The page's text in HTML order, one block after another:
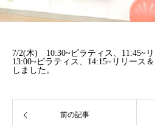
7/2(木) 10:30~ピラティス、11:45~リ
13:00~ピラティス、14:15~リリース
しました。
前の記事